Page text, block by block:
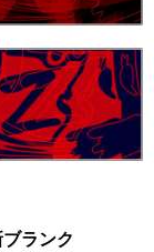
ランク